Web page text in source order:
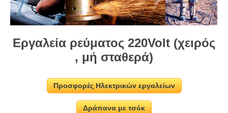
Εργαλεία ρεύματος 220Volt (χειρός
, μή σταθερά)
Προσφορές Ηλεκτρικών εργαλείων
Δράπανα με τσόκ